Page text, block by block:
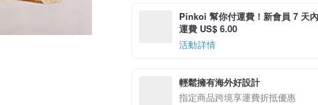
Pinkoi 幫你付運費！新會員 7 天
運費 US$ 6.00
活動詳情
輕鬆擁有海外好設計
指定商品跨境享運費折抵優惠